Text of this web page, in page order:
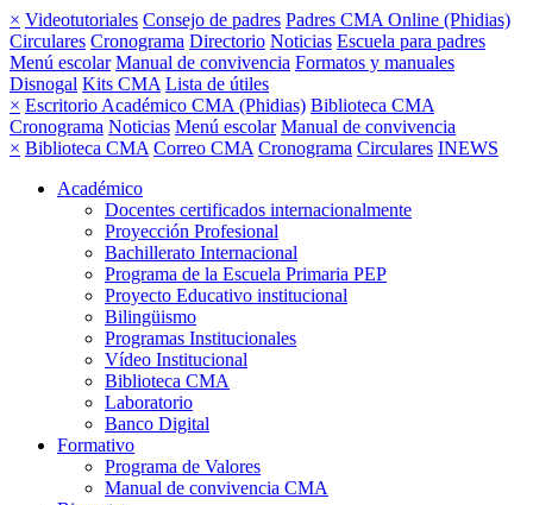
× Videotutoriales Consejo de padres Padres CMA Online (Phidias)
Circulares Cronograma Directorio Noticias Escuela para padres
Menú escolar Manual de convivencia Formatos y manuales
Disnogal Kits CMA Lista de útiles
× Escritorio Académico CMA (Phidias) Biblioteca CMA
Cronograma Noticias Menú escolar Manual de convivencia
× Biblioteca CMA Correo CMA Cronograma Circulares INEWS
Académico
Docentes certificados internacionalmente
Proyección Profesional
Bachillerato Internacional
Programa de la Escuela Primaria PEP
Proyecto Educativo institucional
Bilingüismo
Programas Institucionales
Vídeo Institucional
Biblioteca CMA
Laboratorio
Banco Digital
Formativo
Programa de Valores
Manual de convivencia CMA